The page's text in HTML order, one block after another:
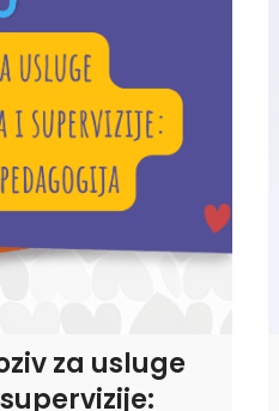
za usluge